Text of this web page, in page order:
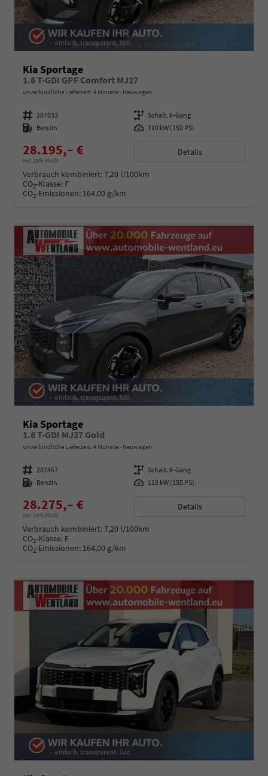
Kia Sportage
1.6 T-GDI GPF Comfort MJ27
unverbindliche Lieferzeit: 4 Monate Neuwagen
Fahrzeugnummer 207033 Getriebe Schalt. 6-Gang
Kraftstoff Benzin Leistung 110 kW (150 PS)
28.195,– €
incl. 19% MwSt.
Details
Verbrauch kombiniert:7,20 l/100km
CO2-Klasse: F
CO2-Emissionen: 164,00 g/km
Kia Sportage
1.6 T-GDI MJ27 Gold
unverbindliche Lieferzeit: 4 Monate Neuwagen
Fahrzeugnummer 207457 Getriebe Schalt. 6-Gang
Kraftstoff Benzin Leistung 110 kW (150 PS)
28.275,– €
incl. 19% MwSt.
Details
Verbrauch kombiniert:7,20 l/100km
CO2-Klasse: F
CO2-Emissionen: 164,00 g/km